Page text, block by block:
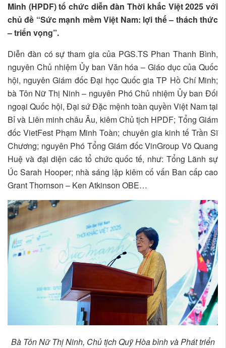
Minh (HPDF) tổ chức diễn đàn Thời khắc Việt 2025 với
chủ đề “Sức mạnh mềm Việt Nam: lợi thế – thách thức
– triển vọng”.
Diễn đàn có sự tham gia của PGS.TS Phan Thanh Bình,
nguyên Chủ nhiệm Ủy ban Văn hóa – Giáo dục của Quốc
hội, nguyên Giám đốc Đại học Quốc gia TP Hồ Chí Minh;
bà Tôn Nữ Thị Ninh – nguyên Phó Chủ nhiệm Ủy ban Đối
ngoại Quốc hội, Đại sứ Đặc mệnh toàn quyền Việt Nam tại
Bỉ và Liên minh châu Âu, kiêm Chủ tịch HPDF; Tổng Giám
đốc VietFest Phạm Minh Toàn; chuyên gia kinh tế Trần Sĩ
Chương; nguyên Phó Tổng Giám đốc VinGroup Võ Quang
Huệ và đại diện các tổ chức quốc tế, như: Tổng Lãnh sự
Úc Sarah Hooper; nhà sáng lập kiêm cố vấn Ban cấp cao
Grant Thornson – Ken Atkinson OBE…
Bà Tôn Nữ Thị Ninh, Chủ tịch Quỹ Hòa bình và Phát triển